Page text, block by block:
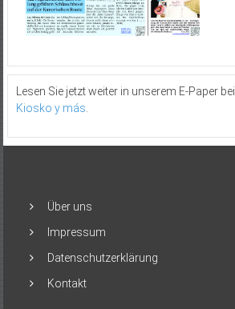
Lesen Sie jetzt weiter in unserem E-Paper bei
Kiosko y más
Über uns
Impressum
Datenschutzerklärung
Kontakt